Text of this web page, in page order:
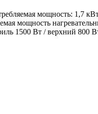
мощность: 1,7
мощность
1500 Вт / верхний 800